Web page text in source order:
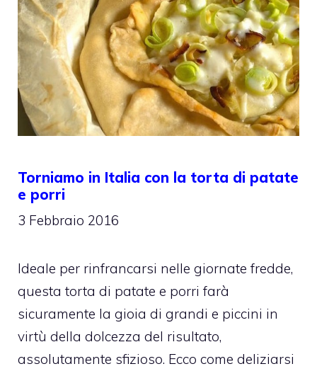
Torniamo in Italia con la torta di patate
e porri
3 Febbraio 2016
Ideale per rinfrancarsi nelle giornate fredde,
questa torta di patate e porri farà
sicuramente la gioia di grandi e piccini in
virtù della dolcezza del risultato,
assolutamente sfizioso. Ecco come deliziarsi